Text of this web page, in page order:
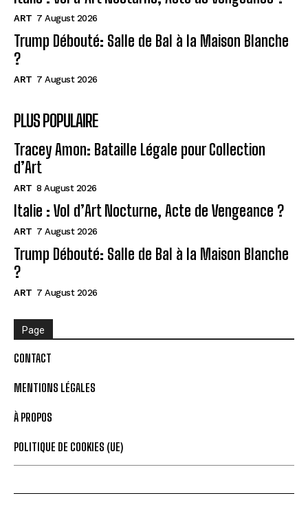
ART 7 August 2026
Trump Débouté: Salle de Bal à la Maison Blanche
?
ART 7 August 2026
PLUS POPULAIRE
Tracey Amon: Bataille Légale pour Collection
d’Art
ART 8 August 2026
Italie : Vol d’Art Nocturne, Acte de Vengeance ?
ART 7 August 2026
Trump Débouté: Salle de Bal à la Maison Blanche
?
ART 7 August 2026
Page
CONTACT
MENTIONS LÉGALES
À PROPOS
POLITIQUE DE COOKIES (UE)